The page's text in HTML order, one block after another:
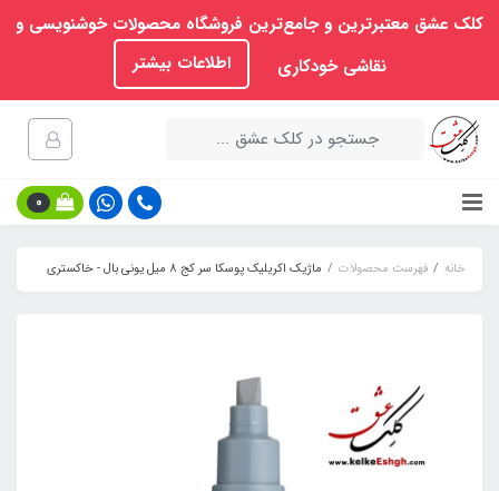
کلک عشق معتبرترین و جامع‌ترین فروشگاه محصولات خوشنویسی و
نقاشی خودکاری
اطلاعات بیشتر
0
خانه فهرست محصولات ماژیک اکریلیک پوسکا سر کج 8 میل یونی بال - خاکستری